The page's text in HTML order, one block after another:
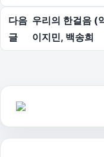
다음
글
우리의 한걸음 (
이지민, 백송희